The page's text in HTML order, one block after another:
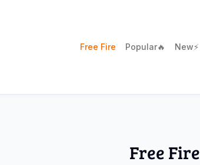
Free Fire Popular🔥 New⚡
Free Fire